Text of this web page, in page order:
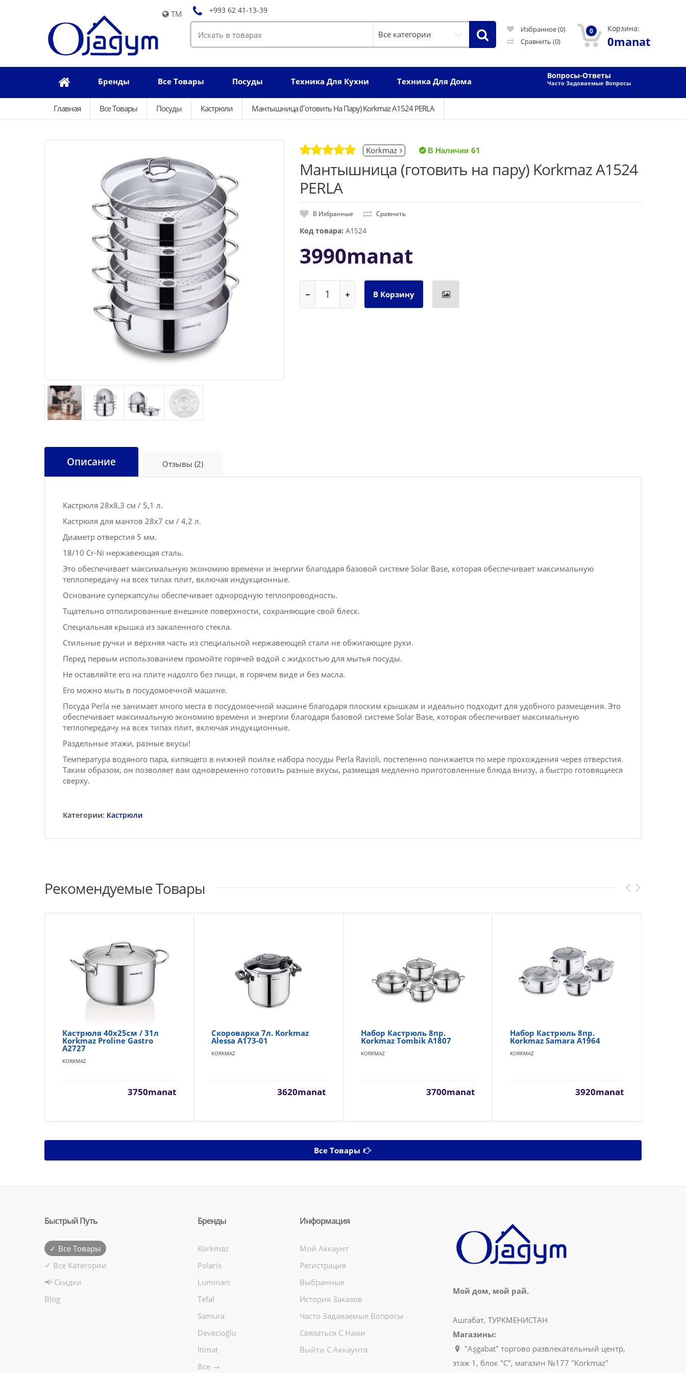
TM +993 62 41-13-39
Избранное (0)
Сравнить (0)
0 Корзина:
0manat
Бренды Все Товары Посуды Техника Для Кухни Техника Для Дома
Вопросы-Ответы
Часто Задоваемые Вопросы
Главная Все Товары Посуды Кастрюли Мантышница (готовить На Пару) Korkmaz A1524 PERLA
Korkmaz 61
Мантышница (готовить на пару) Korkmaz A1524
PERLA
В Избранные Сравнить
Код товара: A1524
3990manat
Описание Отзывы (2)
Кастрюля 28x8,3 см / 5,1 л.
Кастрюля для мантов 28x7 см / 4,2 л.
Диаметр отверстия 5 мм.
18/10 Cr-Ni нержавеющая сталь.
Это обеспечивает максимальную экономию времени и энергии благодаря базовой системе Solar Base, которая обеспечивает максимальную
теплопередачу на всех типах плит, включая индукционные.
Основание суперкапсулы обеспечивает однородную теплопроводность.
Тщательно отполированные внешние поверхности, сохраняющие свой блеск.
Специальная крышка из закаленного стекла.
Стильные ручки и верхняя часть из специальной нержавеющей стали не обжигающие руки.
Перед первым использованием промойте горячей водой с жидкостью для мытья посуды.
Не оставляйте его на плите надолго без пищи, в горячем виде и без масла.
Его можно мыть в посудомоечной машине.
Посуда Perla не занимает много места в посудомоечной машине благодаря плоским крышкам и идеально подходит для удобного размещения. Это
обеспечивает максимальную экономию времени и энергии благодаря базовой системе Solar Base, которая обеспечивает максимальную
теплопередачу на всех типах плит, включая индукционные.
Раздельные этажи, разные вкусы!
Температура водяного пара, кипящего в нижней поилке набора посуды Perla Ravioli, постепенно понижается по мере прохождения через отверстия.
Таким образом, он позволяет вам одновременно готовить разные вкусы, размещая медленно приготовленные блюда внизу, а быстро готовящиеся
сверху.
Категории: Кастрюли
Рекомендуемые Товары
Кастрюля 40x25см / 31л
Korkmaz Proline Gastro
A2727
KORKMAZ
3750manat
Скороварка 7л. Korkmaz
Alessa A173-01
KORKMAZ
3620manat
Набор Кастрюль 8пр.
Korkmaz Tombik A1807
KORKMAZ
3700manat
Набор Кастрюль 8пр.
Korkmaz Samara A1964
KORKMAZ
3920manat
Все Товары
Быстрый Путь
✓ Все Товары
✓ Все Категории
📢 Скидки
Blog
Бренды
Korkmaz
Polaris
Luminarc
Tefal
Samura
Devecioğlu
Itimat
Все →
Информация
Мой Аккаунт
Регистрация
Выбранные
История Заказов
Часто Задаваемые Вопросы
Связаться С Нами
Выйти С Аккаунта
Мой дом, мой рай.
Ашгабат, ТУРКМЕНИСТАН
Магазины:
"Aşgabat" торгово развлекательный центр,
этаж 1, блок "C", магазин №177 "Korkmaz"